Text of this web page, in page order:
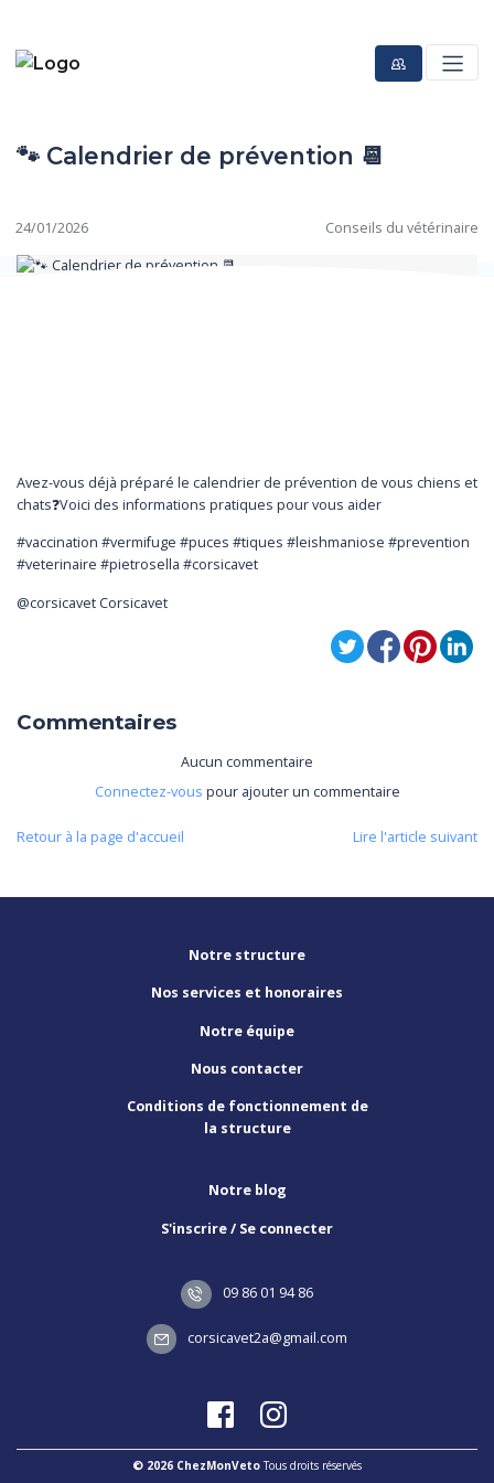
🐾 Calendrier de prévention 📆
24/01/2026 Conseils du vétérinaire
Avez-vous déjà préparé le calendrier de prévention de vous chiens et
chats❓Voici des informations pratiques pour vous aider
#vaccination #vermifuge #puces #tiques #leishmaniose #prevention
#veterinaire #pietrosella #corsicavet
@corsicavet Corsicavet
Commentaires
Aucun commentaire
Connectez-vous pour ajouter un commentaire
Retour à la page d'accueil Lire l'article suivant
Notre structure
Nos services et honoraires
Notre équipe
Nous contacter
Conditions de fonctionnement de
la structure
Notre blog
S'inscrire / Se connecter
09 86 01 94 86
corsicavet2a@gmail.com
© 2026 ChezMonVetoTous droits réservés